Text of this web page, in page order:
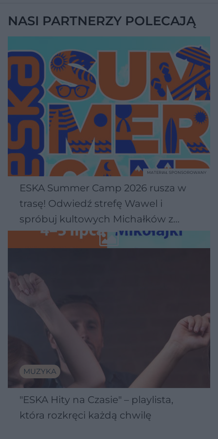
NASI PARTNERZY POLECAJĄ
ESKA Summer Camp 2026 rusza w
trasę! Odwiedź strefę Wawel i
spróbuj kultowych Michałków z
Wawelu
MATERIAŁ SPONSOROWANY
MUZYKA
"ESKA Hity na Czasie" – playlista,
która rozkręci każdą chwilę